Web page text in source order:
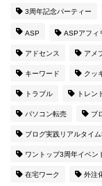
3周年記念パーティー
ASP ASPアフィ
アドセンス アメ
キーワード クッ
トラブル トレン
パソコン転売 ブ
ブログ実践リアルタイ
ワントップ3周年イベン
在宅ワーク 外注